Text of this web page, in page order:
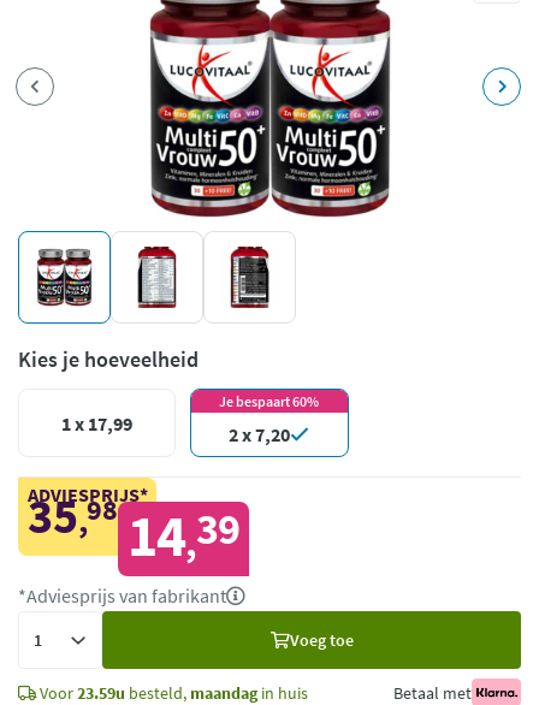
Kies je hoeveelheid
1 x 17,99
Je bespaart 60%
2 x 7,20
ADVIESPRIJS*
35,98 14,39
*Adviesprijs van fabrikant
Voeg toe
Voor23.59u besteld, maandagin huis Betaal met